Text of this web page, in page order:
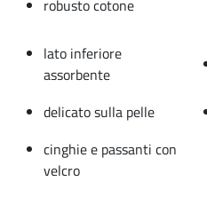
robusto cotone
lato inferiore
assorbente
delicato sulla pelle
cinghie e passanti con
velcro